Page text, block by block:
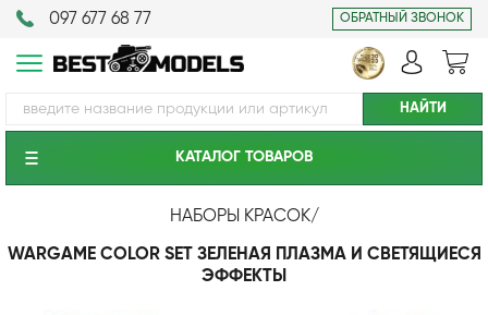
097 677 68 77 ОБРАТНЫЙ ЗВОНОК
КАТАЛОГ ТОВАРОВ
НАБОРЫ КРАСОК/
WARGAME COLOR SET ЗЕЛЕНАЯ ПЛАЗМА И СВЕТЯЩИЕСЯ
ЭФФЕКТЫ